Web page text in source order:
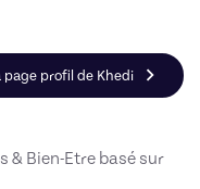
Khedi, Skiller en
page profil de Khedi
& Bien-Etre basé sur